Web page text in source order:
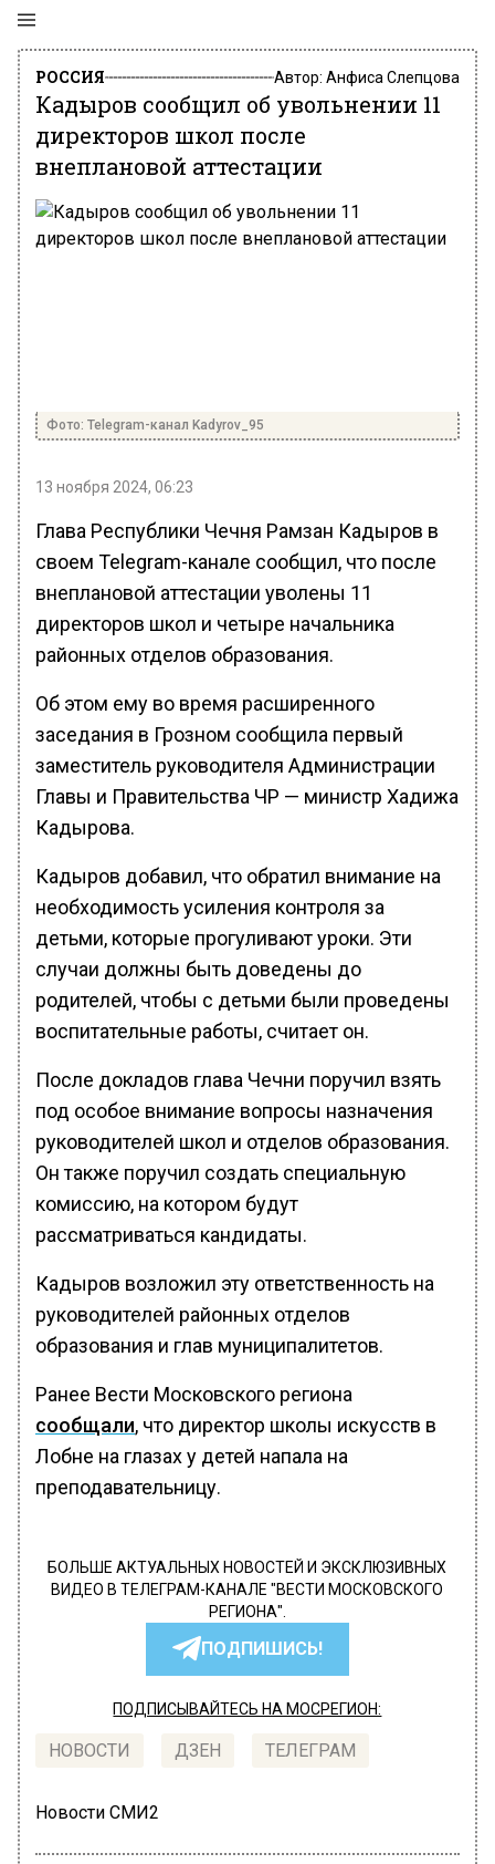
РОССИЯ Автор: Анфиса Слепцова
Кадыров сообщил об увольнении 11
директоров школ после
внеплановой аттестации
Фото: Telegram-канал Kadyrov_95
13 ноября 2024, 06:23
Глава Республики Чечня Рамзан Кадыров в
своем Telegram-канале сообщил, что после
внеплановой аттестации уволены 11
директоров школ и четыре начальника
районных отделов образования.
Об этом ему во время расширенного
заседания в Грозном сообщила первый
заместитель руководителя Администрации
Главы и Правительства ЧР — министр Хадижа
Кадырова.
Кадыров добавил, что обратил внимание на
необходимость усиления контроля за
детьми, которые прогуливают уроки. Эти
случаи должны быть доведены до
родителей, чтобы с детьми были проведены
воспитательные работы, считает он.
После докладов глава Чечни поручил взять
под особое внимание вопросы назначения
руководителей школ и отделов образования.
Он также поручил создать специальную
комиссию, на котором будут
рассматриваться кандидаты.
Кадыров возложил эту ответственность на
руководителей районных отделов
образования и глав муниципалитетов.
Ранее Вести Московского региона
сообщали, что директор школы искусств в
Лобне на глазах у детей напала на
преподавательницу.
БОЛЬШЕ АКТУАЛЬНЫХ НОВОСТЕЙ И ЭКСКЛЮЗИВНЫХ
ВИДЕО В ТЕЛЕГРАМ-КАНАЛЕ "ВЕСТИ МОСКОВСКОГО
РЕГИОНА".
ПОДПИШИСЬ!
ПОДПИСЫВАЙТЕСЬ НА МОСРЕГИОН:
НОВОСТИ ДЗЕН ТЕЛЕГРАМ
Новости СМИ2